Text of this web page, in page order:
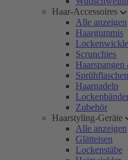
Haar-Accessoires
Alle anzeigen
Haargummis
Scrunchies
Sprühflaschen
Haarnadeln
Zubehör
Haarstyling-Geräte
Alle anzeigen
Glätteisen
Lockenstäbe